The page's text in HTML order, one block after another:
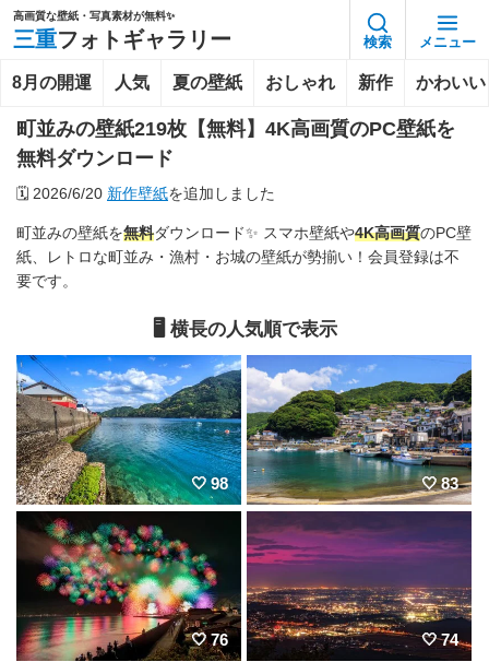
高画質な壁紙・写真素材が無料✨️
三重フォトギャラリー 検索 メニュー
8月の開運 人気 夏の壁紙 おしゃれ 新作 かわいい
町並みの壁紙219枚【無料】4K高画質のPC壁紙を
無料ダウンロード
🗓️ 2026/6/20 新作壁紙を追加しました
町並みの壁紙を無料ダウンロード✨ スマホ壁紙や4K高画質のPC壁
紙、レトロな町並み・漁村・お城の壁紙が勢揃い！会員登録は不
要です。
🖥️ 横長の人気順で表示
98 83
76 74